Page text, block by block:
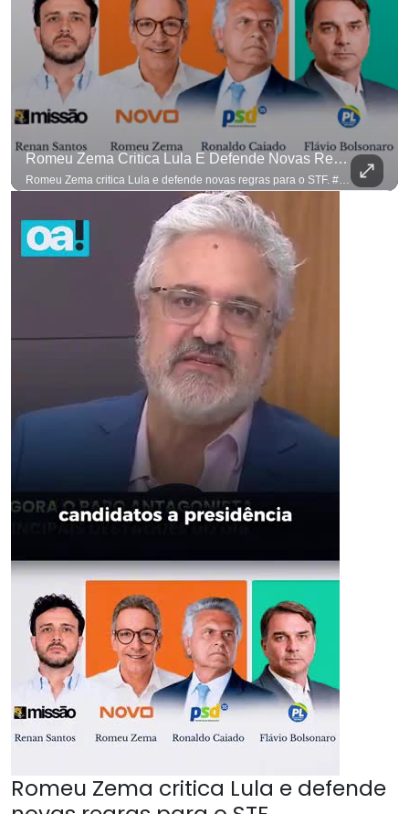
Romeu Zema Critica Lula E Defende Novas Regras Para O STF. #OAntagonista
para não perder
Romeu Zema critica Lula e defende